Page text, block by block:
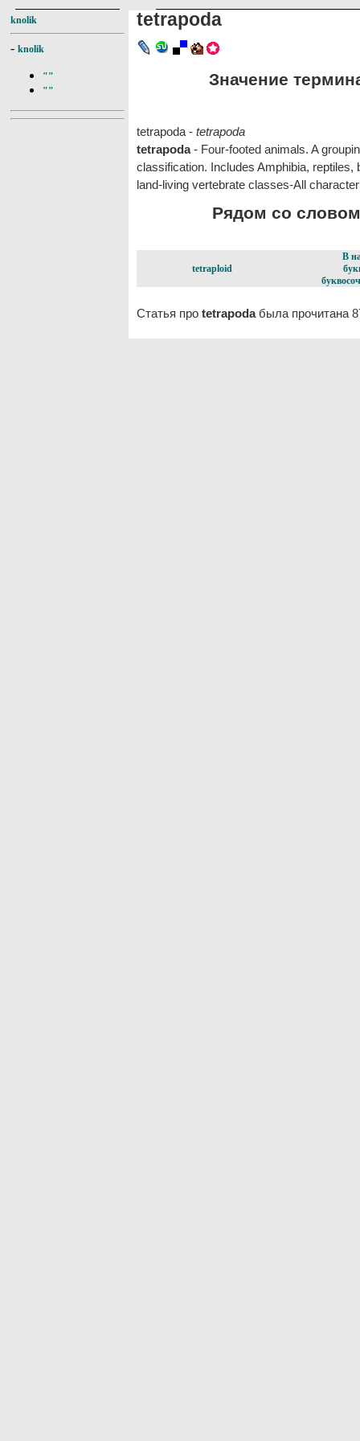
knolik
- knolik
""
""
tetrapoda
Значение
tetrapoda - tetrapoda
tetrapoda- Four-footed animals. A
classification. Includes Amphibia,
land-living vertebrate classes-All
Рядом со
tetraploid
В
Статья про tetrapodaбыла прочитана